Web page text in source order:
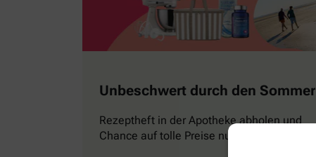
Unbeschwert durch den Sommer
Rezeptheft in der Apotheke abholen und
Chance auf tolle Preise nutzen